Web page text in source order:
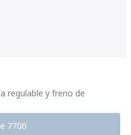
regulable y freno de
7700